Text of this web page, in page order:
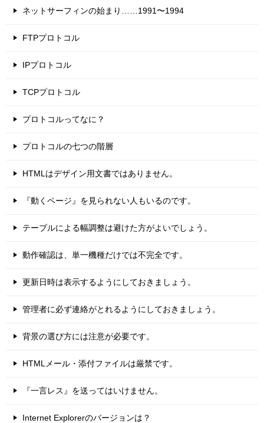
ネットサーフィンの始まり……1991〜1994
FTPプロトコル
IPプロトコル
TCPプロトコル
プロトコルってなに？
プロトコルの七つの階層
HTMLはデザイン用文書ではありません。
『動くページ』を見られない人もいるのです。
テーブルによる幅調整は避けた方がよいでしょう。
動作確認は、単一機種だけでは不完全です。
更新日時は表示するようにしておきましょう。
管理者に必ず連絡がとれるようにしておきましょう。
背景の選び方には注意が必要です。
HTMLメール・添付ファイルは厳禁です。
『一言レス』を送ってはいけません。
Internet Explorerのバージョンは？